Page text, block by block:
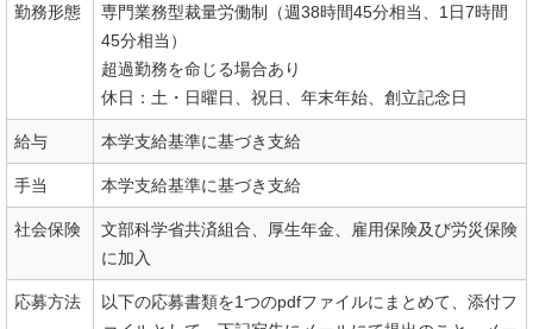
勤務形態
専門業務型裁量労働制（週38時間45分相当、1日7時間
45分相当）
超過勤務を命じる場合あり
休日：土・日曜日、祝日、年末年始、創立記念日
給与 本学支給基準に基づき支給
手当 本学支給基準に基づき支給
社会保険
文部科学省共済組合、厚生年金、雇用保険及び労災保険
に加入
応募方法
以下の応募書類を1つのpdfファイルにまとめて、添付フ